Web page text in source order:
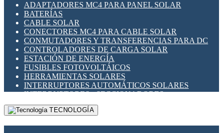
ADAPTADORES MC4 PARA PANEL SOLAR
BATERÍAS
CABLE SOLAR
CONECTORES MC4 PARA CABLE SOLAR
CONMUTADORES Y TRANSFERENCIAS PARA DC
CONTROLADORES DE CARGA SOLAR
ESTACIÓN DE ENERGÍA
FUSIBLES FOTOVOLTÁICOS
HERRAMIENTAS SOLARES
INTERRUPTORES AUTOMÁTICOS SOLARES
INTERRUPTORES - SECCIONADORES
FOTOVOLTÁICOS
MONTAJE PANEL SOLAR
TECNOLOGÍA